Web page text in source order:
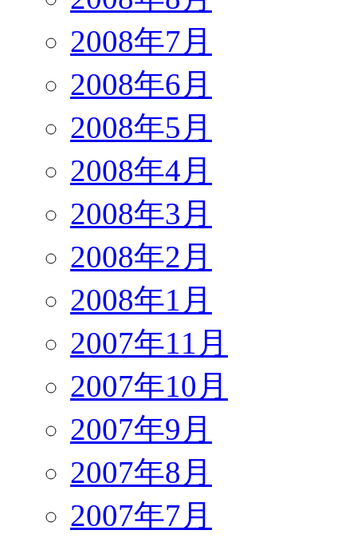
2008年7月
2008年6月
2008年5月
2008年4月
2008年3月
2008年2月
2008年1月
2007年11月
2007年10月
2007年9月
2007年8月
2007年7月